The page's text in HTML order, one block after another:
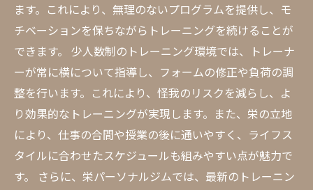
ます。これにより、無理のないプログラムを提供し、モ
チベーションを保ちながらトレーニングを続けることが
できます。 少人数制のトレーニング環境では、トレーナ
ーが常に横について指導し、フォームの修正や負荷の調
整を行います。これにより、怪我のリスクを減らし、よ
り効果的なトレーニングが実現します。また、栄の立地
により、仕事の合間や授業の後に通いやすく、ライフス
タイルに合わせたスケジュールも組みやすい点が魅力で
す。 さらに、栄パーソナルジムでは、最新のトレーニン